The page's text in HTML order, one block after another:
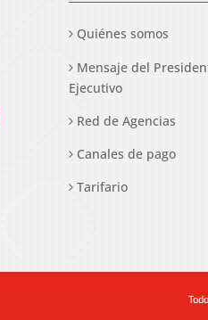
Quiénes somos
Mensaje del
Ejecutivo
Red de Agencias
Canales de pago
Tarifario